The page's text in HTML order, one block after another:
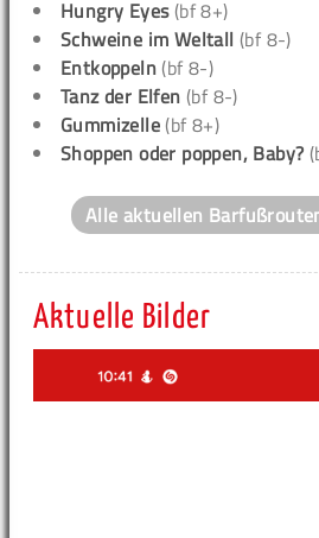
Hungry Eyes(bf 8+)
Schweine im Weltall (bf 8-)
Entkoppeln (bf 8-)
Tanz der Elfen (bf 8-)
Gummizelle (bf 8+)
Shoppen oder poppen, Baby?
Alle aktuellen
Aktuelle Bilder